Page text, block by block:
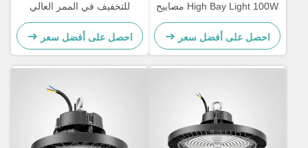
High Bay Light 100W مصابيح
LED الصناعية
احصل على أفضل سعر
للتخفيف في الممر العالي
للمخزن
احصل على أفضل سعر